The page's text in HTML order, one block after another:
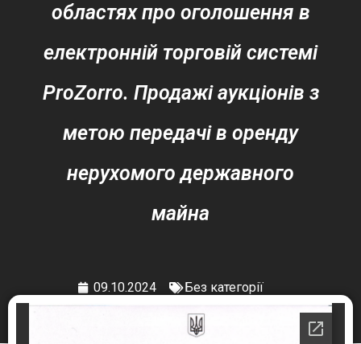
областях про оголошення в
електронній торговій системі
ProZorro. Продажі аукціонів з
метою передачі в оренду
нерухомого державного
майна
09.10.2024 Без категорії
РЦ ПТО № 1 м. Кременчука